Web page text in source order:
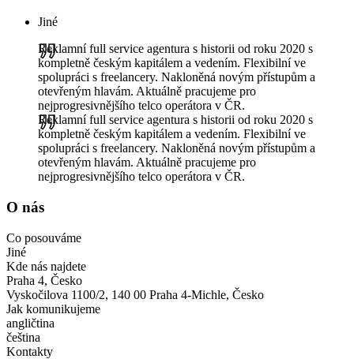
Jiné
Reklamní full service agentura s historii od roku 2020 s
kompletně českým kapitálem a vedením. Flexibilní ve
spolupráci s freelancery. Nakloněná novým přístupům a
otevřeným hlavám. Aktuálně pracujeme pro
nejprogresivnějšího telco operátora v ČR.
Reklamní full service agentura s historii od roku 2020 s
kompletně českým kapitálem a vedením. Flexibilní ve
spolupráci s freelancery. Nakloněná novým přístupům a
otevřeným hlavám. Aktuálně pracujeme pro
nejprogresivnějšího telco operátora v ČR.
O nás
Co posouváme
Jiné
Kde nás najdete
Praha 4, Česko
Vyskočilova 1100/2, 140 00 Praha 4-Michle, Česko
Jak komunikujeme
angličtina
čeština
Kontakty